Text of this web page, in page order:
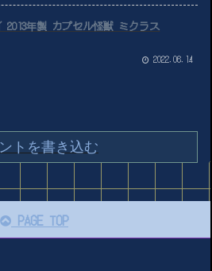
2013年製 カプセル怪獣 ミクラス
2022.06.14
トを書き込む
PAGE TOP